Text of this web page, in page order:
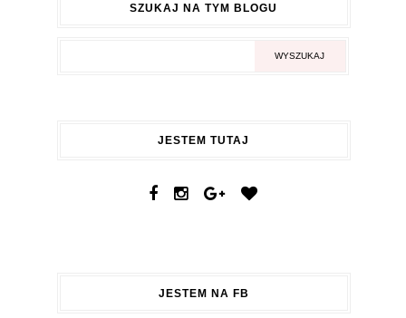
SZUKAJ NA TYM BLOGU
JESTEM TUTAJ
JESTEM NA FB